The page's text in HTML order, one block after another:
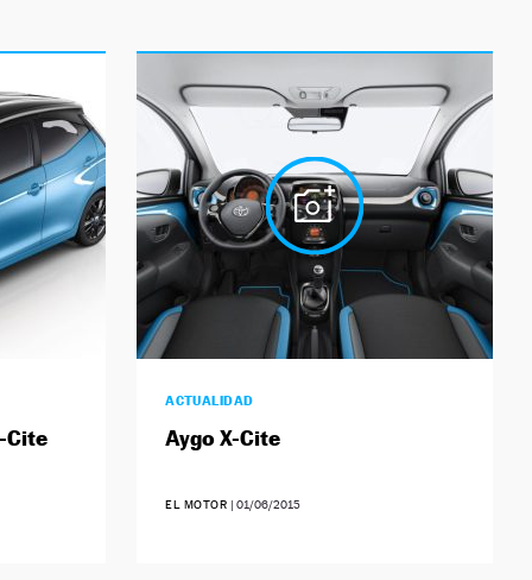
Cite
ACTUALIDAD
Aygo X-Cite
EL MOTOR | 01/06/2015